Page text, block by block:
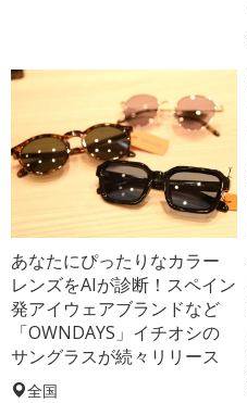
あなたにぴったりなカラー
レンズをAIが診断！スペイン
発アイウェアブランドなど
「OWNDAYS」イチオシの
サングラスが続々リリース
全国